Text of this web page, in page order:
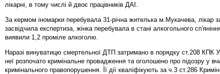
лікарні, в тому числі й двоє працівників ДАІ.
За кермом іномарки перебувала 31-річна жителька м.Мукачева, лікар
засвідчила експертиза, жінка перебувала в стані алкогольного
виявили 1,2 проміле алкоголю.
Наразі винуватицю смертельної ДТП затримано в порядку ст.208 КПК
неї розпочато кримінальне провадження та оголошено про підозру у
кримінального правопорушення. Її дії кваліфікують за ч.3 ст.286